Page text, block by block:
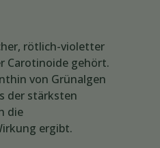
rötlich-violetter
Carotinoide gehört.
von Grünalgen
der stärksten
die
ergibt.